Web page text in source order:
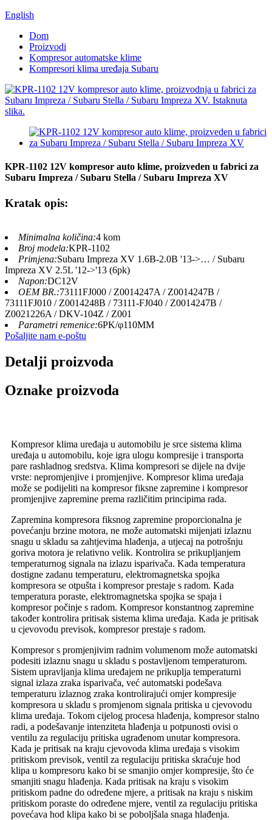
English
Dom
Proizvodi
Kompresor automatske klime
Kompresori klima uređaja Subaru
KPR-1102 12V kompresor auto klime, proizveden u fabrici za
Subaru Impreza / Subaru Stella / Subaru Impreza XV
Kratak opis:
Minimalna količina:4 kom
Broj modela:KPR-1102
Primjena:Subaru Impreza XV 1.6B-2.0B '13->… / Subaru
Impreza XV 2.5L '12->'13 (6pk)
Napon:DC12V
OEM BR.:73111FJ000 / Z0014247A / Z0014247B /
73111FJ010 / Z0014248B / 73111-FJ040 / Z0014247B /
Z0021226A / DKV-104Z / Z001
Parametri remenice:6PK/φ110MM
Pošaljite nam e-poštu
Detalji proizvoda
Oznake proizvoda
Kompresor klima uređaja u automobilu je srce sistema klima
uređaja u automobilu, koje igra ulogu kompresije i transporta
pare rashladnog sredstva. Klima kompresori se dijele na dvije
vrste: nepromjenjive i promjenjive. Kompresor klima uređaja
može se podijeliti na kompresor fiksne zapremine i kompresor
promjenjive zapremine prema različitim principima rada.
Zapremina kompresora fiksnog zapremine proporcionalna je
povećanju brzine motora, ne može automatski mijenjati izlaznu
snagu u skladu sa zahtjevima hlađenja, a utjecaj na potrošnju
goriva motora je relativno velik. Kontrolira se prikupljanjem
temperaturnog signala na izlazu isparivača. Kada temperatura
dostigne zadanu temperaturu, elektromagnetska spojka
kompresora se otpušta i kompresor prestaje s radom. Kada
temperatura poraste, elektromagnetska spojka se spaja i
kompresor počinje s radom. Kompresor konstantnog zapremine
također kontrolira pritisak sistema klima uređaja. Kada je pritisak
u cjevovodu previsok, kompresor prestaje s radom.
Kompresor s promjenjivim radnim volumenom može automatski
podesiti izlaznu snagu u skladu s postavljenom temperaturom.
Sistem upravljanja klima uređajem ne prikuplja temperaturni
signal izlaza zraka isparivača, već automatski podešava
temperaturu izlaznog zraka kontrolirajući omjer kompresije
kompresora u skladu s promjenom signala pritiska u cjevovodu
klima uređaja. Tokom cijelog procesa hlađenja, kompresor stalno
radi, a podešavanje intenziteta hlađenja u potpunosti ovisi o
ventilu za regulaciju pritiska ugrađenom unutar kompresora.
Kada je pritisak na kraju cjevovoda klima uređaja s visokim
pritiskom previsok, ventil za regulaciju pritiska skraćuje hod
klipa u kompresoru kako bi se smanjio omjer kompresije, što će
smanjiti snagu hlađenja. Kada pritisak na kraju s visokim
pritiskom padne do određene mjere, a pritisak na kraju s niskim
pritiskom poraste do određene mjere, ventil za regulaciju pritiska
povećava hod klipa kako bi se poboljšala snaga hlađenja.